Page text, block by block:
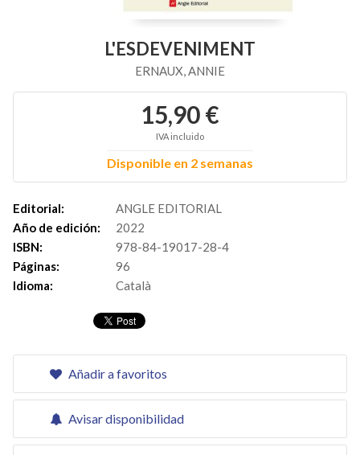
L'ESDEVENIMENT
ERNAUX, ANNIE
15,90 €
IVA incluido
Disponible en 2 semanas
Editorial:
ANGLE EDITORIAL
Año de edición:
2022
ISBN:
978-84-19017-28-4
Páginas:
96
Idioma:
Català
Añadir a favoritos
Avisar disponibilidad